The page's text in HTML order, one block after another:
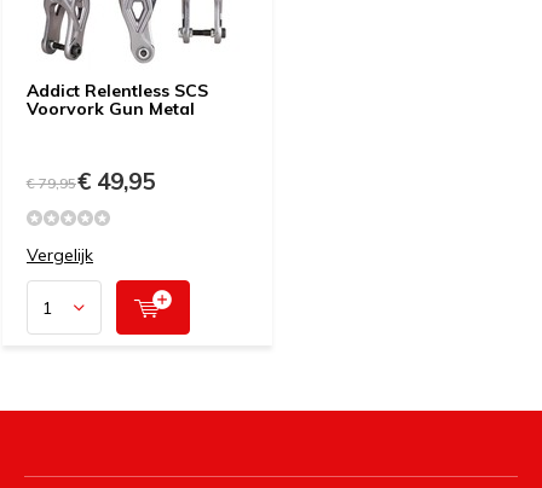
Addict Relentless SCS
Voorvork Gun Metal
€ 79,95€ 49,95
Vergelijk